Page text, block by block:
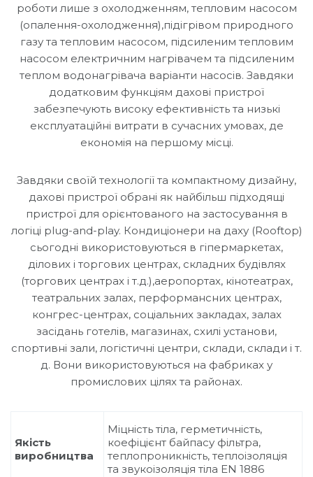
роботи лише з охолодженням, тепловим насосом
(опалення-охолодження),підігрівом природного
газу та тепловим насосом, підсиленим тепловим
насосом електричним нагрівачем та підсиленим
теплом водонагрівача варіанти насосів. Завдяки
додатковим функціям дахові пристрої
забезпечують високу ефективність та низькі
експлуатаційні витрати в сучасних умовах, де
економія на першому місці.
Завдяки своїй технології та компактному дизайну,
дахові пристрої обрані як найбільш підходящі
пристрої для орієнтованого на застосування в
логіці plug-and-play. Кондиціонери на даху (Rooftop)
сьогодні використовуються в гіпермаркетах,
ділових і торгових центрах, складних будівлях
(торгових центрах і т.д.),аеропортах, кінотеатрах,
театральних залах, перформансних центрах,
конгрес-центрах, соціальних закладах, залах
засідань готелів, магазинах, схилі установи,
спортивні зали, логістичні центри, склади, склади і т.
д. Вони використовуються на фабриках у
промислових цілях та районах.
Якість
виробництва
Міцність тіла, герметичність,
коефіцієнт байпасу фільтра,
теплопроникність, теплоізоляція
та звукоізоляція тіла EN 1886